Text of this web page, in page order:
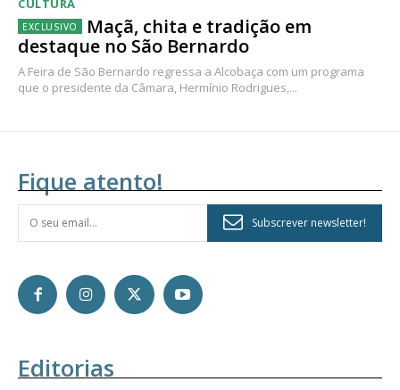
CULTURA
Maçã, chita e tradição em
destaque no São Bernardo
A Feira de São Bernardo regressa a Alcobaça com um programa
que o presidente da Câmara, Hermínio Rodrigues,...
Fique atento!
Subscrever newsletter!
Editorias